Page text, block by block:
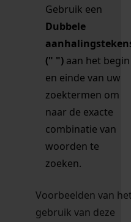
Gebruik een
Dubbele
(" ") aan het begin
en einde van uw
zoektermen om
naar de exacte
combinatie van
woorden te
zoeken.
Voorbeelden van
gebruik van deze